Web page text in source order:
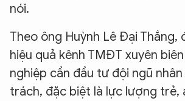
nói.
Theo ông Huỳnh Lê Đại Thắng,
hiệu quả kênh TMĐT xuyên
nghiệp cần đầu tư đội ngũ
trách, đặc biệt là lực lượng trẻ,
Hãy hỏi tôi bất kỳ điều gì bạn cần
An Ninh Thủ Đô nhé. Tôi sẵn